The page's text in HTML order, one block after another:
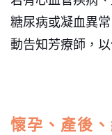
糖尿病或凝血異
動告知芳療師，
懷孕、產後